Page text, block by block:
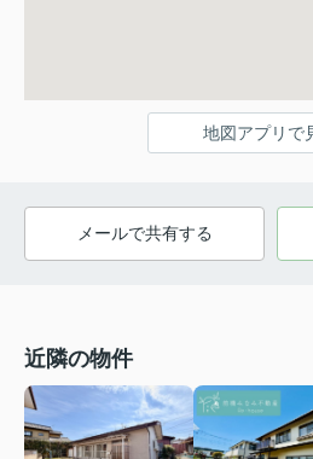
地図アプリで
メールで共有する
近隣の物件